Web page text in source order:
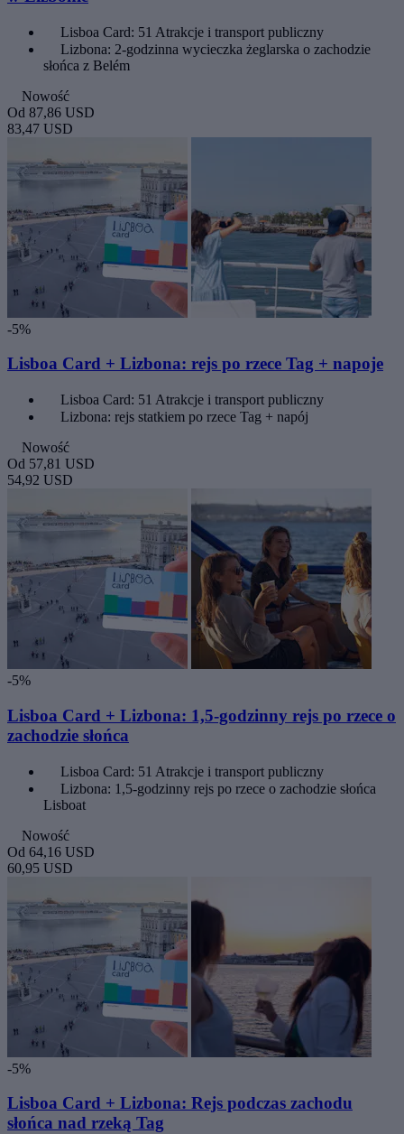
Lisboa Card: 51 Atrakcje i transport publiczny
Lizbona: 2-godzinna wycieczka żeglarska o zachodzie
słońca z Belém
Nowość
Od 87,86 USD
83,47 USD
-5%
Lisboa Card + Lizbona: rejs po rzece Tag + napoje
Lisboa Card: 51 Atrakcje i transport publiczny
Lizbona: rejs statkiem po rzece Tag + napój
Nowość
Od 57,81 USD
54,92 USD
-5%
Lisboa Card + Lizbona: 1,5-godzinny rejs po rzece o
zachodzie słońca
Lisboa Card: 51 Atrakcje i transport publiczny
Lizbona: 1,5-godzinny rejs po rzece o zachodzie słońca
Lisboat
Nowość
Od 64,16 USD
60,95 USD
-5%
Lisboa Card + Lizbona: Rejs podczas zachodu
słońca nad rzeką Tag